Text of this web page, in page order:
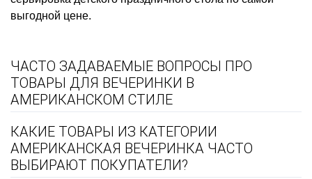
выгодной цене.
ЧАСТО ЗАДАВАЕМЫЕ ВОПРОСЫ ПРО
ТОВАРЫ ДЛЯ ВЕЧЕРИНКИ В
АМЕРИКАНСКОМ СТИЛЕ
КАКИЕ ТОВАРЫ ИЗ КАТЕГОРИИ
АМЕРИКАНСКАЯ ВЕЧЕРИНКА ЧАСТО
ВЫБИРАЮТ ПОКУПАТЕЛИ?